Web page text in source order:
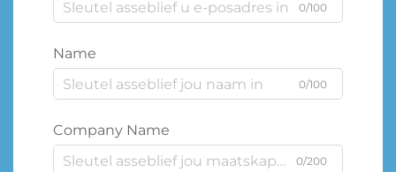
0/100
Name
0/100
Company Name
0/200